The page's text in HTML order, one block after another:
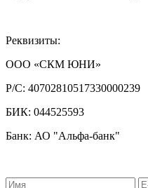
Реквизиты:
ООО «СКМ ЮНИ»
Р/С: 40702810517330000239
БИК: 044525593
Банк: АО "Альфа-банк"